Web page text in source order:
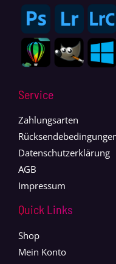
Service
Zahlungsarten
Datenschutzerklärung
AGB
Impressum
Quick Links
Shop
Mein Konto